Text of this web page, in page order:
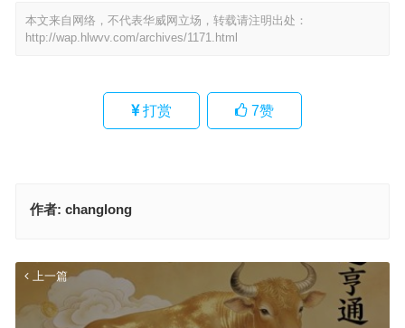
本文来自网络，不代表华威网立场，转载请注明出处：
http://wap.hlwvv.com/archives/1171.html
打赏 7赞
作者: changlong
上一篇